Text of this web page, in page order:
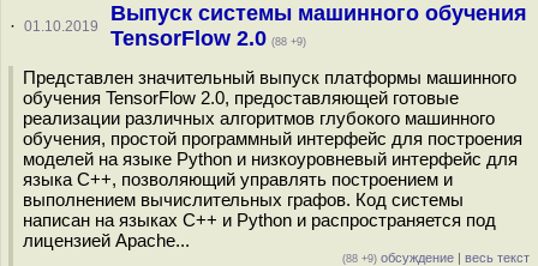
· 01.10.2019
Выпуск системы машинного обучения
TensorFlow 2.0 (88 +9)
Представлен значительный выпуск платформы машинного
обучения TensorFlow 2.0, предоставляющей готовые
реализации различных алгоритмов глубокого машинного
обучения, простой программный интерфейс для построения
моделей на языке Python и низкоуровневый интерфейс для
языка С++, позволяющий управлять построением и
выполнением вычислительных графов. Код системы
написан на языках С++ и Python и распространяется под
лицензией Apache...
(88 +9) обсуждение | весь текст